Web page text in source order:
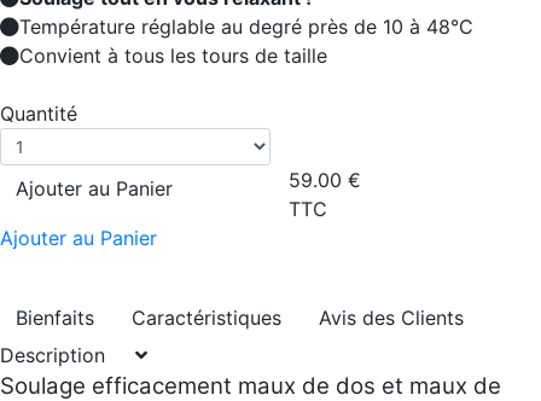
Température réglable au degré près de 10 à 48°C
Convient à tous les tours de taille
Quantité
Ajouter au Panier
Ajouter au Panier
59.00 €
TTC
Bienfaits Caractéristiques
Avis des Clients
Description
Soulage efficacement maux de dos et maux de